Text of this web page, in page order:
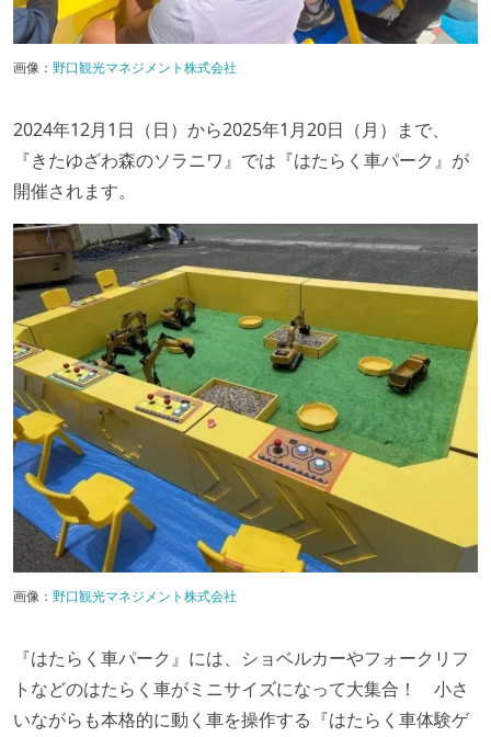
画像： 野口観光マネジメント株式会社
2024年12月1日（日）から2025年1月20日（月）まで、
『きたゆざわ森のソラニワ』では『はたらく車パーク』が
開催されます。
画像： 野口観光マネジメント株式会社
『はたらく車パーク』には、ショベルカーやフォークリフ
トなどのはたらく車がミニサイズになって大集合！ 小さ
いながらも本格的に動く車を操作する『はたらく車体験ゲ